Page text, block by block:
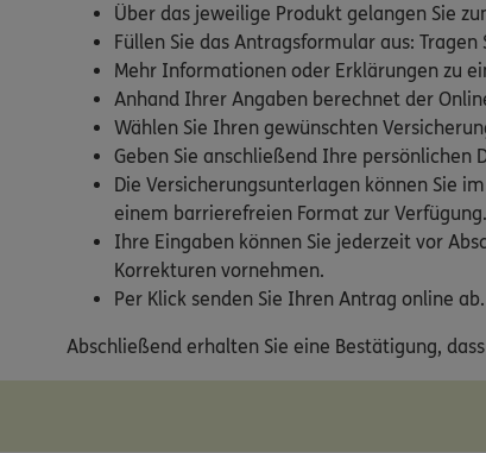
Über das jeweilige Produkt gelangen Sie
Füllen Sie das Antragsformular aus:
Mehr Informationen oder Erklärungen zu
Anhand Ihrer Angaben berechnet der
Wählen Sie Ihren gewünschten
Geben Sie anschließend Ihre persönlichen
Die Versicherungsunterlagen können Sie
einem barrierefreien Format zur Verfügung.
Ihre Eingaben können Sie jederzeit vor
Korrekturen vornehmen.
Per Klick senden Sie Ihren Antrag online ab.
Abschließend erhalten Sie eine Bestätigung,